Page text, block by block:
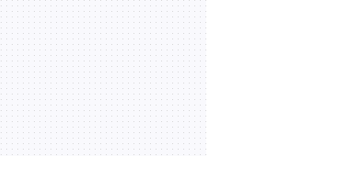
01:14
karşı yönden gelen aracın
altında kaldı! Korkunç anlar
kamerada | Video
07.08.2026 | 09:27
02:05
Eskişehir'de kazanın
ardından çıkan bıçaklı
kavga kameraya yansıdı: 2
yaralı | Video
07.08.2026 | 08:22
01:38
Kartal'da minibüs yangını:
Peş peşe patlamalar
paniğe neden oldu | Video
07.08.2026 | 08:11
Şam kırsalında minibüste
patlama: Ölü ve yaralılar